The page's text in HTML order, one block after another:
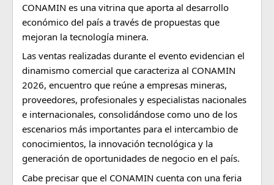
CONAMIN es una vitrina que aporta al desarrollo
económico del país a través de propuestas que
mejoran la tecnología minera.
Las ventas realizadas durante el evento evidencian el
dinamismo comercial que caracteriza al CONAMIN
2026, encuentro que reúne a empresas mineras,
proveedores, profesionales y especialistas nacionales
e internacionales, consolidándose como uno de los
escenarios más importantes para el intercambio de
conocimientos, la innovación tecnológica y la
generación de oportunidades de negocio en el país.
Cabe precisar que el CONAMIN cuenta con una feria